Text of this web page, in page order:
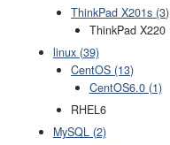
ThinkPad X201s (3)
ThinkPad X220
linux (39)
CentOS (13)
CentOS6.0 (1)
RHEL6
MySQL (2)